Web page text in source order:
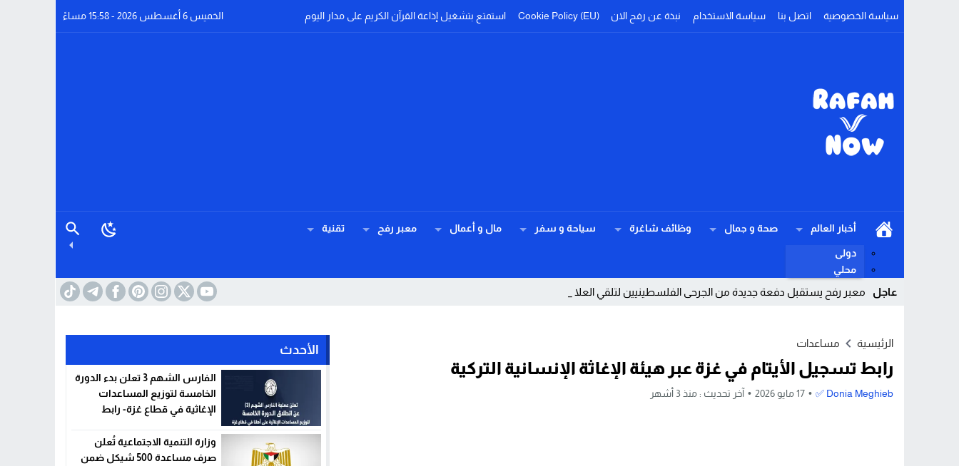
سياسة الخصوصية اتصل بنا سياسة الاستخدام نبذة عن رفح الان Cookie Policy (EU) استمتع بتشغيل إذاعة القرآن الكريم على مدار اليوم الخميس 6 أغسطس 2026 - 15:58 مساءً
أخبار العالم
دولى
محلي
صحة و جمال وظائف شاغرة سياحة و سفر مال و أعمال معبر رفح تقنية
عاجل معبر رفح يستقبل دفعة جديدة من الجرحى الفلسطينيين لتلقي العلاج بالمستشف _
Previous
Next
الرئيسية مساعدات
رابط تسجيل الأيتام في غزة عبر هيئة الإغاثة الإنسانية التركية
Donia Meghieb ✅ 17 مايو 2026 آخر تحديث : منذ 3 أشهر
الأحدث
الفارس الشهم 3 تعلن بدء الدورة
الخامسة لتوزيع المساعدات
الإغاثية في قطاع غزة- رابط
وزارة التنمية الاجتماعية تُعلن
صرف مساعدة 500 شيكل ضمن